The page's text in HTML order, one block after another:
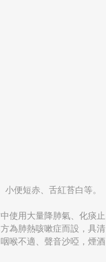
便短赤、舌紅苔白等。
使用大量降肺氣、化痰止
為肺熱咳嗽症而設，具清
喉不適、聲音沙啞，煙酒